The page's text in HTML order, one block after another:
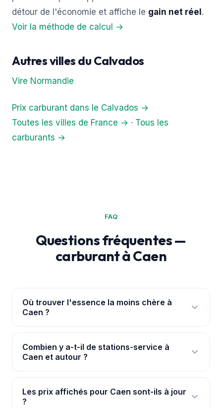
détour de l'économie et affiche le gain net réel .
Voir la méthode de calcul →
Autres villes du Calvados
Vire Normandie
Prix carburant dans le Calvados →
Toutes les villes de France → · Tous les
carburants →
FAQ
Questions fréquentes —
carburant à Caen
Où trouver l'essence la moins chère à
Caen ?
géolocalise à Caen et classe les 8 stations par prix
réel, avec les ruptures signalées. Les prix viennent
Combien y a-t-il de stations-service à
Caen et autour ?
environs immédiats, avec leurs prix mis à jour en
continu pour chaque carburant.
Les prix affichés pour Caen sont-ils à jour
?